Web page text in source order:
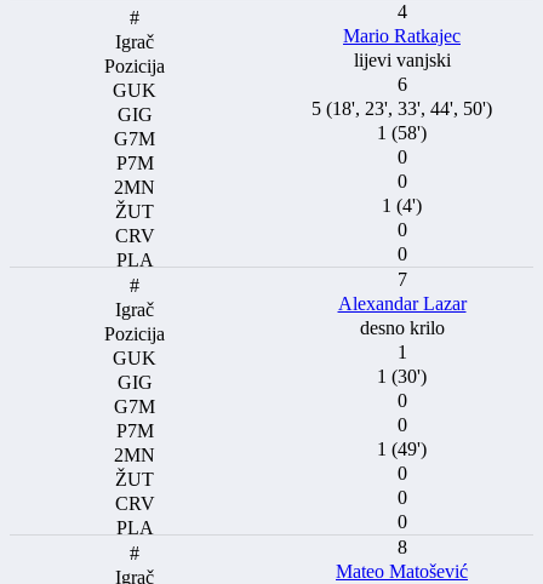
4
Mario Ratkajec
lijevi vanjski
6
5 (18', 23', 33', 44', 50')
1 (58')
0
0
1 (4')
0
0
7
Alexandar Lazar
desno krilo
1
1 (30')
0
0
1 (49')
0
0
0
8
Mateo Matošević